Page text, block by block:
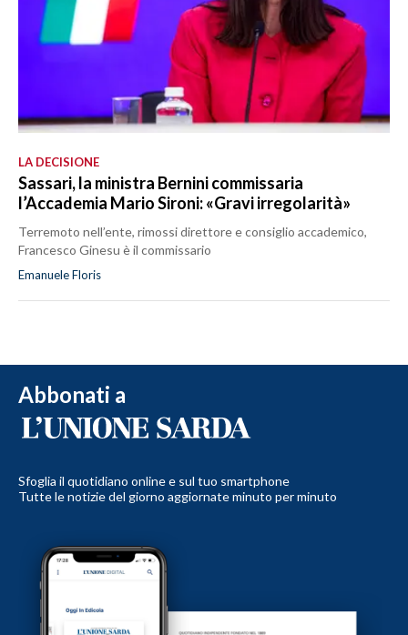
LA DECISIONE
Sassari, la ministra Bernini commissaria
l’Accademia Mario Sironi: «Gravi irregolarità»
Terremoto nell’ente, rimossi direttore e consiglio accademico,
Francesco Ginesu è il commissario
Emanuele Floris
Abbonati a
Sfoglia il quotidiano online e sul tuo smartphone
Tutte le notizie del giorno aggiornate minuto per minuto